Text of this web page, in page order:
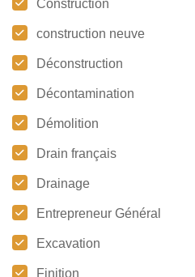
Construction
construction neuve
Déconstruction
Décontamination
Démolition
Drain français
Drainage
Entrepreneur Général
Excavation
Finition